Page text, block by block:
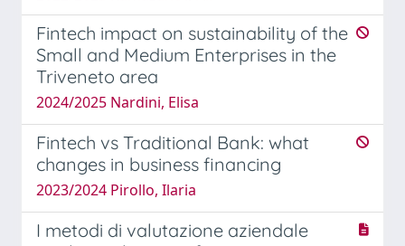
Fintech impact on sustainability of the
Small and Medium Enterprises in the
Triveneto area
2024/2025 Nardini, Elisa
Fintech vs Traditional Bank: what
changes in business financing
2023/2024 Pirollo, Ilaria
I metodi di valutazione aziendale